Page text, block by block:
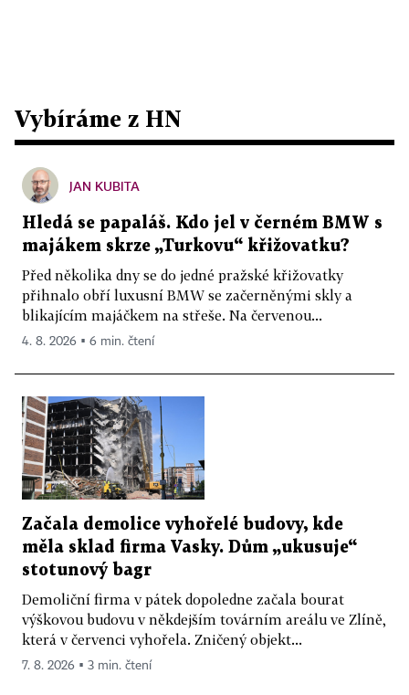
Vybíráme z HN
JAN KUBITA
Hledá se papaláš. Kdo jel v černém BMW s
majákem skrze „Turkovu“ křižovatku?
Před několika dny se do jedné pražské křižovatky
přihnalo obří luxusní BMW se začerněnými skly a
blikajícím majáčkem na střeše. Na červenou...
4. 8. 2026 ▪ 6 min. čtení
Začala demolice vyhořelé budovy, kde
měla sklad firma Vasky. Dům „ukusuje“
stotunový bagr
Demoliční firma v pátek dopoledne začala bourat
výškovou budovu v někdejším továrním areálu ve Zlíně,
která v červenci vyhořela. Zničený objekt...
7. 8. 2026 ▪ 3 min. čtení